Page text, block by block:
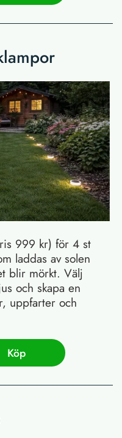
999 kr) för 4 st
laddas av solen
blir mörkt. Välj
och skapa en
uppfarter och
Köp